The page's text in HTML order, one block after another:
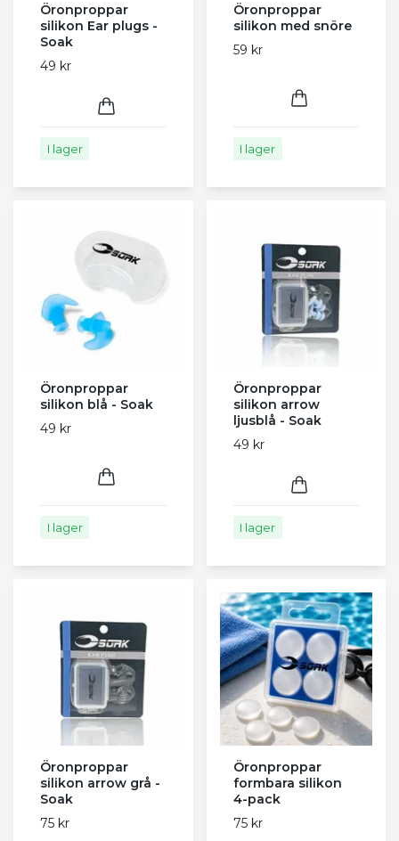
Öronproppar
silikon Ear plugs -
Soak
49 kr
I lager
Öronproppar
silikon med snöre
59 kr
I lager
Öronproppar
silikon blå - Soak
49 kr
I lager
Öronproppar
silikon arrow
ljusblå - Soak
49 kr
I lager
Öronproppar
silikon arrow grå -
Soak
75 kr
Öronproppar
formbara silikon
4-pack
75 kr